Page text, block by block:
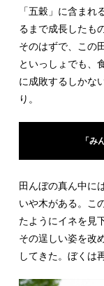
「五穀」に含ま
るまで成長したも
そのはずで、この
といっしょでも、
に成敗するしかな
り。
「み
田んぼの真ん中に
いや木がある。こ
たようにイネを見
その逞しい姿を改
してきた。ぼくは